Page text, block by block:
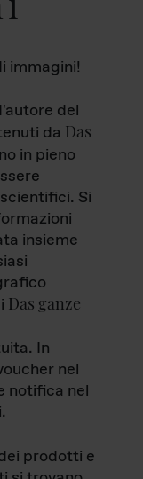
immagini!
del
da Das
in pieno
Si
insieme
Das ganze
In
nel
notifica nel
prodotti e